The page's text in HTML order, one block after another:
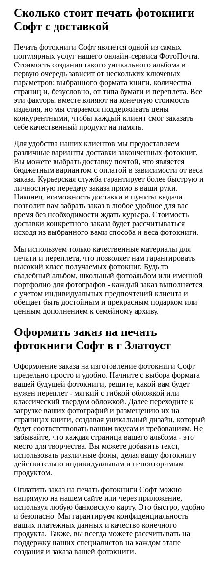
Сколько стоит печать фотокниги
Софт с доставкой
Печать фотокниги Софт является одной из самых
популярных услуг нашего онлайн-сервиса ФотоПочта.
Стоимость создания такого уникального альбома в
первую очередь зависит от нескольких ключевых
параметров: выбранного формата книги, количества
страниц и, безусловно, от типа бумаги и переплета. Все
эти факторы вместе влияют на конечную стоимость
изделия, но мы стараемся поддерживать цены
конкурентными, чтобы каждый клиент смог заказать
себе качественный продукт на память.
Для удобства наших клиентов мы предоставляем
различные варианты доставки законченных фотокниг.
Вы можете выбрать доставку почтой, что является
бюджетным вариантом с оплатой в зависимости от веса
заказа. Курьерская служба гарантирует более быструю и
личностную передачу заказа прямо в ваши руки.
Наконец, возможность доставки в пункты выдачи
позволит вам забрать заказ в любое удобное для вас
время без необходимости ждать курьера. Стоимость
доставки конкретного заказа будет рассчитываться
исходя из выбранного вами способа и веса фотокниги.
Мы используем только качественные материалы для
печати и переплета, что позволяет нам гарантировать
высокий класс получаемых фотокниг. Будь то
свадебный альбом, школьный фотоальбом или именной
портфолио для фотографов - каждый заказ выполняется
с учетом индивидуальных предпочтений клиента и
обещает быть достойным и прекрасным подарком или
ценным дополнением к семейному архиву.
Оформить заказ на печать
фотокниги Софт в г Златоуст
Оформление заказа на изготовление фотокниги Софт
предельно просто и удобно. Начните с выбора формата
вашей будущей фотокниги, решите, какой вам будет
нужен переплет - мягкий с гибкой обложкой или
классический твердом обложкой. Далее переходите к
загрузке ваших фотографий и размещению их на
страницах книги, создавая уникальный дизайн, который
будет соответствовать вашим вкусам и требованиям. Не
забывайте, что каждая страница вашего альбома - это
место для творчества. Вы можете добавить текст,
использовать различные фоны, делая вашу фотокнигу
действительно индивидуальным и неповторимым
продуктом.
Оплатить заказ на печать фотокниги Софт можно
напрямую на нашем сайте или через приложение,
используя любую банковскую карту. Это быстро, удобно
и безопасно. Мы гарантируем конфиденциальность
ваших платежных данных и качество конечного
продукта. Также, вы всегда можете рассчитывать на
поддержку наших специалистов на каждом этапе
создания и заказа вашей фотокниги.